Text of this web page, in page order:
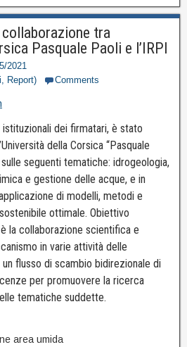
tra
Pasquale Paoli e l’IRPI
2021
Report)
Comments
istituzionali dei firmatari, è stato
della Corsica “Pasquale
seguenti tematiche: idrogeologia,
e gestione delle acque, e in
di modelli, metodi e
ottimale. Obiettivo
la collaborazione scientifica e
in varie attività delle
flusso di scambio bidirezionale di
per promuovere la ricerca
tematiche suddette.